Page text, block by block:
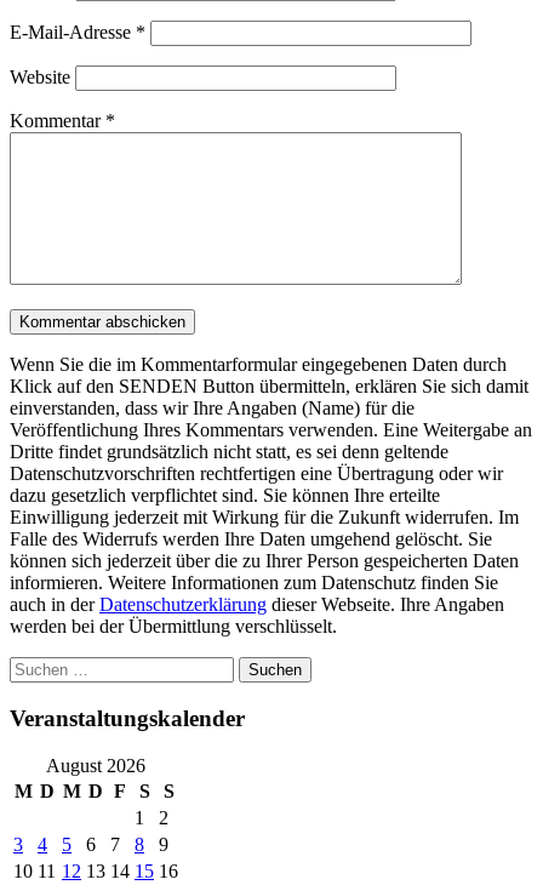
E-Mail-Adresse *
Website
Kommentar *
Wenn Sie die im Kommentarformular eingegebenen Daten durch
Klick auf den SENDEN Button übermitteln, erklären Sie sich damit
einverstanden, dass wir Ihre Angaben (Name) für die
Veröffentlichung Ihres Kommentars verwenden. Eine Weitergabe an
Dritte findet grundsätzlich nicht statt, es sei denn geltende
Datenschutzvorschriften rechtfertigen eine Übertragung oder wir
dazu gesetzlich verpflichtet sind. Sie können Ihre erteilte
Einwilligung jederzeit mit Wirkung für die Zukunft widerrufen. Im
Falle des Widerrufs werden Ihre Daten umgehend gelöscht. Sie
können sich jederzeit über die zu Ihrer Person gespeicherten Daten
informieren. Weitere Informationen zum Datenschutz finden Sie
auch in derDatenschutzerklärung dieser Webseite. Ihre Angaben
werden bei der Übermittlung verschlüsselt.
Suchen
nach:
Veranstaltungskalender
August 2026
M D M D F S
S
1
2
3
4 5 6 7 8
9
10 11 12 13 14 15 16